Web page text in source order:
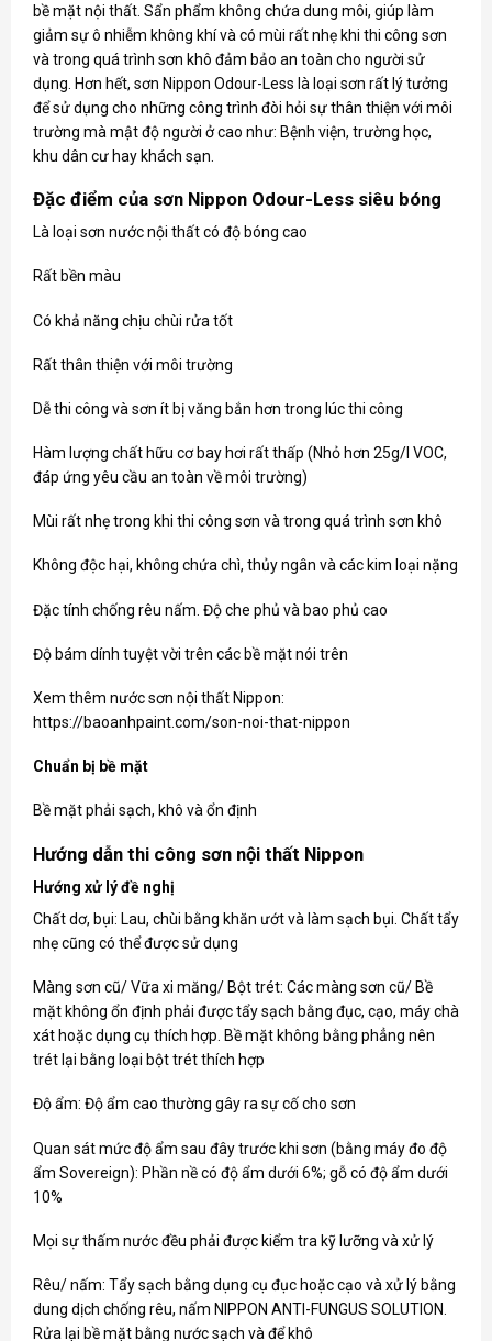
bề mặt nội thất. Sẩn phẩm không chứa dung môi, giúp làm
giảm sự ô nhiễm không khí và có mùi rất nhẹ khi thi công sơn
và trong quá trình sơn khô đảm bảo an toàn cho người sử
dụng. Hơn hết, sơn Nippon Odour-Less là loại sơn rất lý tưởng
để sử dụng cho những công trình đòi hỏi sự thân thiện với môi
trường mà mật độ người ở cao như: Bệnh viện, trường học,
khu dân cư hay khách sạn.
Đặc điểm của sơn Nippon Odour-Less siêu bóng
Là loại sơn nước nội thất có độ bóng cao
Rất bền màu
Có khả năng chịu chùi rửa tốt
Rất thân thiện với môi trường
Dễ thi công và sơn ít bị văng bắn hơn trong lúc thi công
Hàm lượng chất hữu cơ bay hơi rất thấp (Nhỏ hơn 25g/l VOC,
đáp ứng yêu cầu an toàn về môi trường)
Mùi rất nhẹ trong khi thi công sơn và trong quá trình sơn khô
Không độc hại, không chứa chì, thủy ngân và các kim loại nặng
Đặc tính chống rêu nấm. Độ che phủ và bao phủ cao
Độ bám dính tuyệt vời trên các bề mặt nói trên
Xem thêm nước sơn nội thất Nippon:
https://baoanhpaint.com/son-noi-that-nippon
Chuẩn bị bề mặt
Bề mặt phải sạch, khô và ổn định
Hướng dẫn thi công sơn nội thất Nippon
Hướng xử lý đề nghị
Chất dơ, bụi: Lau, chùi bằng khăn ướt và làm sạch bụi. Chất tẩy
nhẹ cũng có thể được sử dụng
Màng sơn cũ/ Vữa xi măng/ Bột trét: Các màng sơn cũ/ Bề
mặt không ổn định phải được tẩy sạch bằng đục, cạo, máy chà
xát hoặc dụng cụ thích hợp. Bề mặt không bằng phẳng nên
trét lại bằng loại bột trét thích hợp
Độ ẩm: Độ ẩm cao thường gây ra sự cố cho sơn
Quan sát mức độ ẩm sau đây trước khi sơn (bằng máy đo độ
ẩm Sovereign): Phần nề có độ ẩm dưới 6%; gỗ có độ ẩm dưới
10%
Mọi sự thấm nước đều phải được kiểm tra kỹ lưỡng và xử lý
Rêu/ nấm: Tẩy sạch bằng dụng cụ đục hoặc cạo và xử lý bằng
dung dịch chống rêu, nấm NIPPON ANTI-FUNGUS SOLUTION.
Rửa lại bề mặt bằng nước sạch và để khô